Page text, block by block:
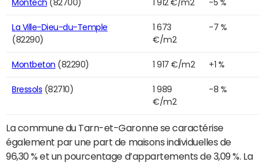
Montech (82700) 1 912 €/m2 -5 %
La Ville-Dieu-du-Temple
(82290)
1 673
€/m2
-7 %
Montbeton (82290) 1 917 €/m2 +1 %
Bressols (82710)
1 989
€/m2
-8 %
La commune du Tarn-et-Garonne se caractérise
également par une part de maisons individuelles de
96,30 % et un pourcentage d’appartements de 3,09 %. La